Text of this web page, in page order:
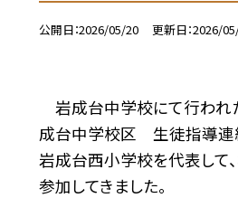
公開日 2026/05/20 更新日 2026/
岩成台中学校にて行わ
成台中学校区 生徒指導連
岩成台西小学校を代表して
参加してきました。